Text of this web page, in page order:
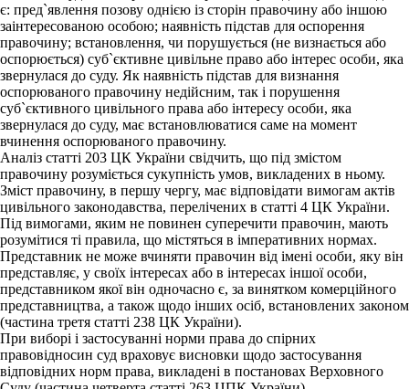
є: пред`явлення позову однією із сторін правочину або іншою
заінтересованою особою; наявність підстав для оспорення
правочину; встановлення, чи порушується (не визнається або
оспорюється) суб`єктивне цивільне право або інтерес особи, яка
звернулася до суду. Як наявність підстав для визнання
оспорюваного правочину недійсним, так і порушення
суб`єктивного цивільного права або інтересу особи, яка
звернулася до суду, має встановлюватися саме на момент
вчинення оспорюваного правочину.
Аналіз статті 203 ЦК України свідчить, що під змістом
правочину розуміється сукупність умов, викладених в ньому.
Зміст правочину, в першу чергу, має відповідати вимогам актів
цивільного законодавства, перелічених в статті 4 ЦК України.
Під вимогами, яким не повинен суперечити правочин, мають
розумітися ті правила, що містяться в імперативних нормах.
Представник не може вчиняти правочин від імені особи, яку він
представляє, у своїх інтересах або в інтересах іншої особи,
представником якої він одночасно є, за винятком комерційного
представництва, а також щодо інших осіб, встановлених законом
(частина третя статті 238 ЦК України).
При виборі і застосуванні норми права до спірних
правовідносин суд враховує висновки щодо застосування
відповідних норм права, викладені в постановах Верховного